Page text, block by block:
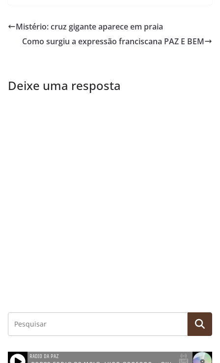
Mistério: cruz gigante aparece em praia
Como surgiu a expressão franciscana PAZ E BEM
Deixe uma resposta